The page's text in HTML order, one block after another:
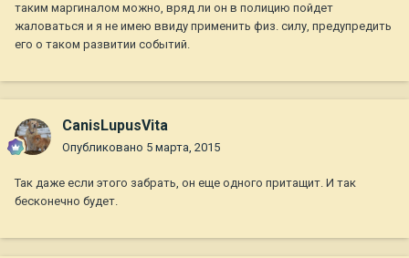
таким маргиналом можно, вряд ли он в полицию пойдет
жаловаться и я не имею ввиду применить физ. силу, предупредить
его о таком развитии событий.
CanisLupusVita
Опубликовано 5 марта, 2015
Так даже если этого забрать, он еще одного притащит. И так
бесконечно будет.